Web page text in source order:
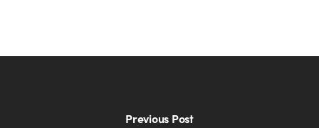
Previous Post